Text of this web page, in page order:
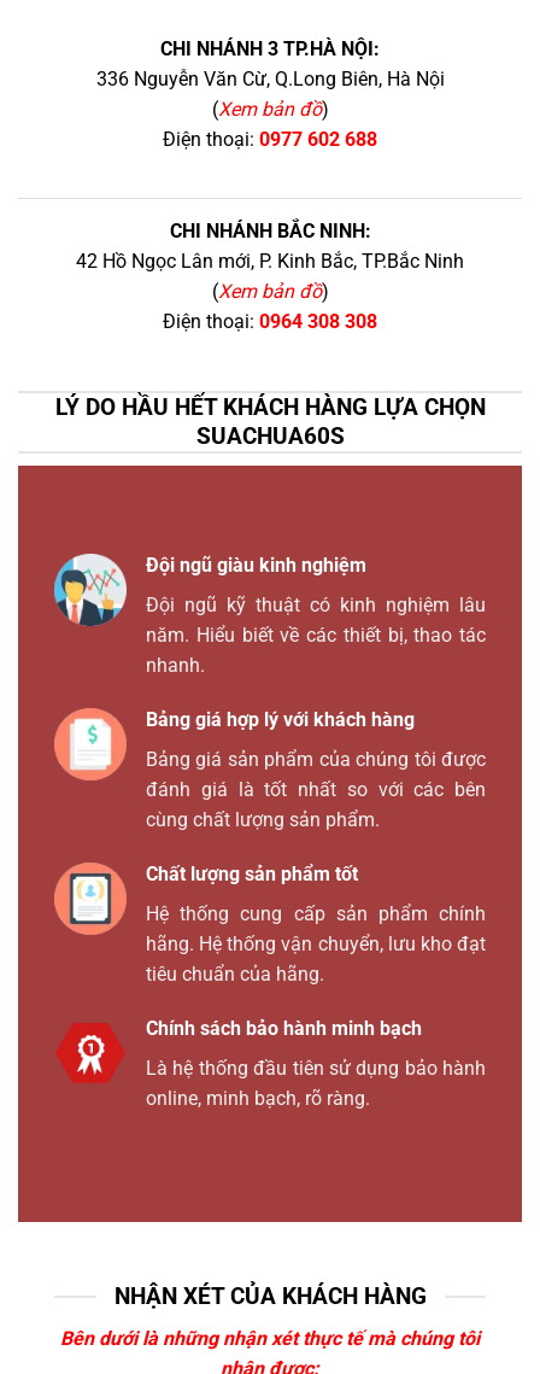
CHI NHÁNH 3 TP.HÀ NỘI:
336 Nguyễn Văn Cừ, Q.Long Biên, Hà Nội
(Xem bản đồ)
Điện thoại: 0977 602 688
CHI NHÁNH BẮC NINH:
42 Hồ Ngọc Lân mới, P. Kinh Bắc, TP.Bắc Ninh
(Xem bản đồ)
Điện thoại: 0964 308 308
LÝ DO HẦU HẾT KHÁCH HÀNG LỰA CHỌN
SUACHUA60S
Đội ngũ giàu kinh nghiệm
Đội ngũ kỹ thuật có kinh nghiệm lâu
năm. Hiểu biết về các thiết bị, thao tác
nhanh.
Bảng giá hợp lý với khách hàng
Bảng giá sản phẩm của chúng tôi được
đánh giá là tốt nhất so với các bên
cùng chất lượng sản phẩm.
Chất lượng sản phẩm tốt
Hệ thống cung cấp sản phẩm chính
hãng. Hệ thống vận chuyển, lưu kho đạt
tiêu chuẩn của hãng.
Chính sách bảo hành minh bạch
Là hệ thống đầu tiên sử dụng bảo hành
online, minh bạch, rõ ràng.
NHẬN XÉT CỦA KHÁCH HÀNG
Bên dưới là những nhận xét thực tế mà chúng tôi
nhận được: